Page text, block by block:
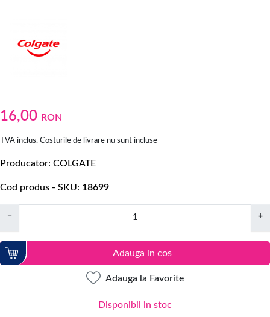
16,00 RON
TVA inclus. Costurile de livrare nu sunt incluse
Producator COLGATE
Cod produs - SKU 18699
− +
Adauga in cos
Adauga la Favorite
Disponibil in stoc